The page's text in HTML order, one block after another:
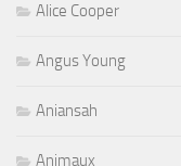
Alice Cooper
Angus Young
Aniansah
Animaux